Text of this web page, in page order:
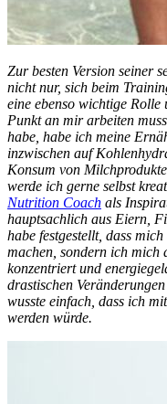
Zur besten Version seiner
nicht nur, sich beim
eine ebenso wichtige Rolle
Punkt an mir arbeiten
habe, habe ich meine
inzwischen auf
Konsum von
werde ich gerne selbst
Nutrition Coach als
hauptsachlich aus Eiern,
habe festgestellt, dass
machen, sondern ich mich
konzentriert und
drastischen
wusste einfach, dass ich
werden würde.